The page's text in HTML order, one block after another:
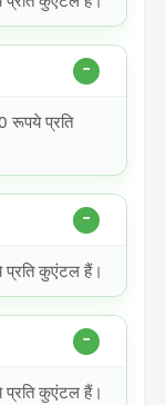
रूपये प्रति
कुएंटल हैं।
कुएंटल हैं।